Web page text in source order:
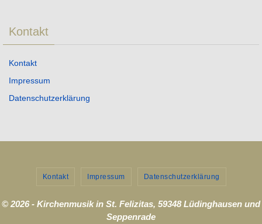
Kontakt
Kontakt
Impressum
Datenschutzerklärung
Kontakt Impressum Datenschutzerklärung
© 2026 - Kirchenmusik in St. Felizitas, 59348 Lüdinghausen und
Seppenrade